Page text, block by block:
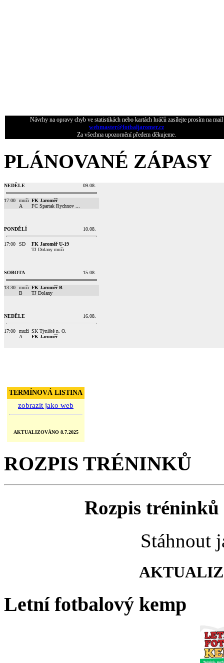
Návrhy na opravy chyb ve statistikách nebo kartách hráčů zasílejte prosím na mail
webmaster@fotbaljaromer.cz
Za všechna upozornění předem děkujeme.
PLÁNOVANÉ ZÁPASY
NEDĚLE 09.08.
17:00
muži
A
FK Jaroměř
FC Spartak Rychnov ...
PONDĚLÍ 10.08.
17:00 SD
FK Jaroměř U-19
TJ Dolany muži
SOBOTA 15.08.
13:30
muži
B
FK Jaroměř B
TJ Dolany
NEDĚLE 16.08.
17:00
muži
A
SK Týniště n. O.
FK Jaroměř
TERMÍNOVÁ LISTINA
zobrazit jako web
AKTUALIZOVÁNO 8.7.2025
ROZPIS TRÉNINKŮ
Rozpis tréninků
Stáhnout
Letní fotbalový kemp